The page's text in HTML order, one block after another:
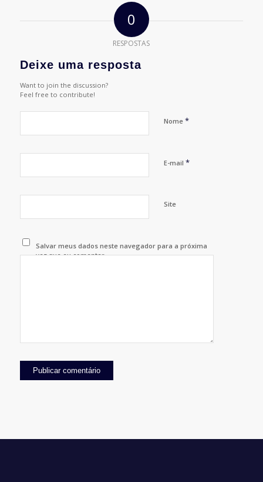
0
RESPOSTAS
Deixe uma resposta
Want to join the discussion?
Feel free to contribute!
Nome *
E-mail *
Site
Salvar meus dados neste navegador para a próxima
vez que eu comentar.